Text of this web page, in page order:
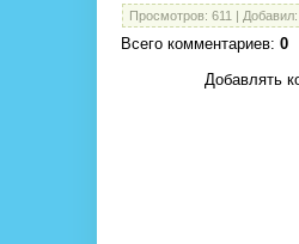
Просмотров: 611 Добавил:
Всего комментариев: 0
Добавлять